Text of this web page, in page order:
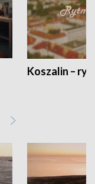
Koszalin –